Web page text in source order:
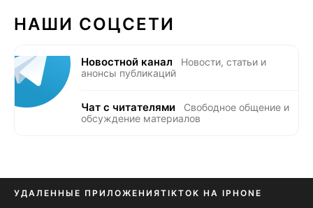
НАШИ СОЦСЕТИ
Новостной канал
Новости, статьи и
анонсы публикаций
Чат с читателями
Свободное общение и
обсуждение материалов
УДАЛЕННЫЕ ПРИЛОЖЕНИЯTIKTOK НА IPHONE